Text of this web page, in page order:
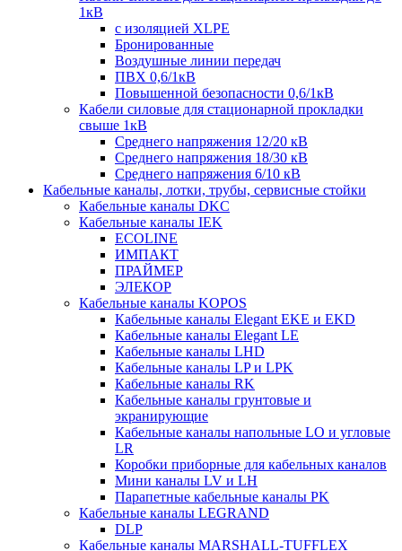
1кВ
c изоляцией XLPE
Бронированные
Воздушные линии передач
ПВХ 0,6/1кВ
Повышенной безопасности 0,6/1кВ
Кабели силовые для стационарной прокладки
свыше 1кВ
Среднего напряжения 12/20 кВ
Среднего напряжения 18/30 кВ
Среднего напряжения 6/10 кВ
Кабельные каналы, лотки, трубы, сервисные стойки
Кабельные каналы DKC
Кабельные каналы IEK
ECOLINE
ИМПАКТ
ПРАЙМЕР
ЭЛЕКОР
Кабельные каналы KOPOS
Кабельные каналы Elegant EKE и EKD
Кабельные каналы Elegant LE
Кабельные каналы LHD
Кабельные каналы LP и LPK
Кабельные каналы RK
Кабельные каналы грунтовые и
экранирующие
Кабельные каналы напольные LO и угловые
LR
Коробки приборные для кабельных каналов
Мини каналы LV и LH
Парапетные кабельные каналы PK
Кабельные каналы LEGRAND
DLP
Кабельные каналы MARSHALL-TUFFLEX